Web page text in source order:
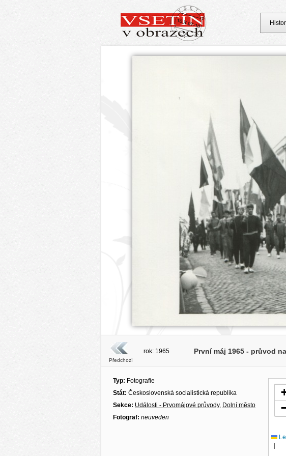
Předchozí
rok: 1965 První máj 1965 - průvod
Typ: Fotografie
Stát: Československá socialistická republika
Sekce: Události - Prvomájové průvody, Dolní město
Fotograf: neuveden
|